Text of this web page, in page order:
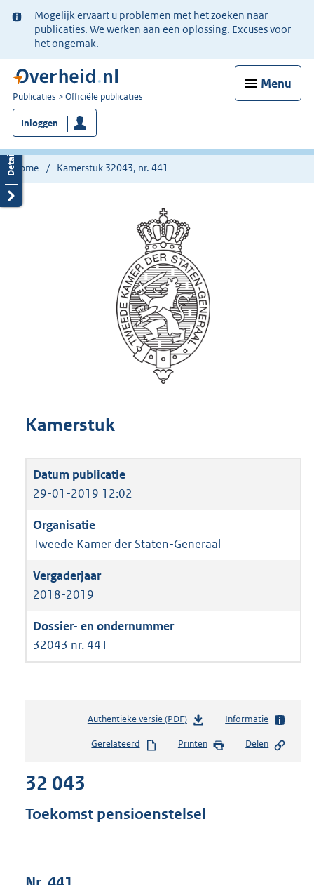
Ter
informatie:
Mogelijk ervaart u problemen met het zoeken naar
publicaties. We werken aan een oplossing. Excuses voor
het ongemak.
Menu
U
bent
nu
hier:
Publicaties Officiële publicaties
Inloggen
Home Kamerstuk 32043, nr. 441
Kamerstuk
29-01-2019 12:02
Tweede Kamer der Staten-Generaal
2018-2019
32043 nr. 441
Authentieke versie (PDF)b
s
s
Informatie
Gerelateerd Printen Delen
32 043
Toekomst pensioenstelsel